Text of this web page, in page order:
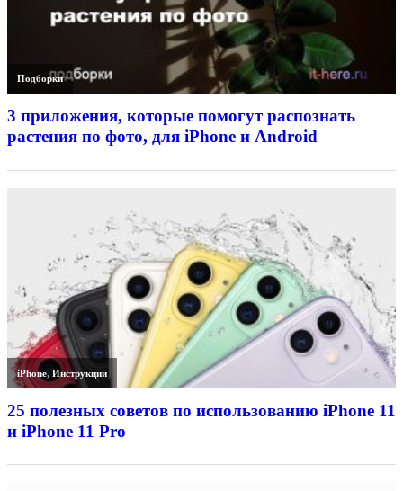
Подборки
3 приложения, которые помогут распознать
растения по фото, для iPhone и Android
iPhone,Инструкции
25 полезных советов по использованию iPhone 11
и iPhone 11 Pro